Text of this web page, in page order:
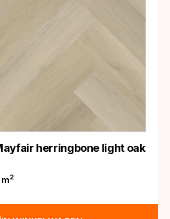
herringbone light oak
2